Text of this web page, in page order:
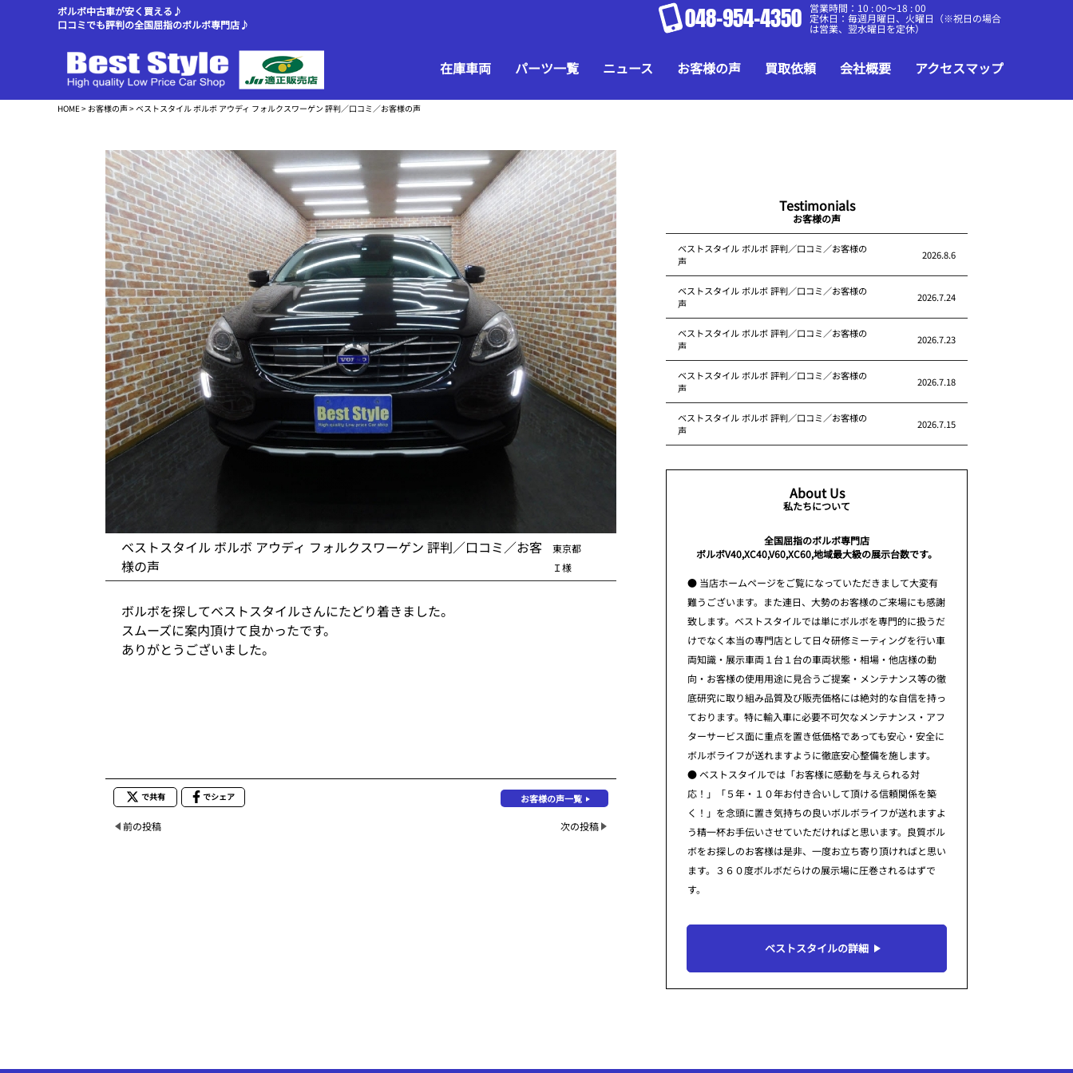
ボルボ中古車が安く買える♪
口コミでも評判の全国屈指のボルボ専門店♪
048-954-4350 営業時間：10 : 00～18 : 00
定休日：毎週月曜日、火曜日（※祝日の場合
は営業、翌水曜日を定休）
在庫車両 パーツ一覧 ニュース お客様の声 買取依頼 会社概要 アクセスマップ
HOME> お客様の声> ベストスタイル ボルボ アウディ フォルクスワーゲン 評判／口コミ／お客様の声
ベストスタイル ボルボ アウディ フォルクスワーゲン 評判／口コミ／お客
様の声
東京都
Ｉ様
ボルボを探してベストスタイルさんにたどり着きました。
スムーズに案内頂けて良かったです。
ありがとうございました。
で共有 でシェア お客様の声一覧
前の投稿 次の投稿
Testimonials
お客様の声
ベストスタイル ボルボ 評判／口コミ／お客様の
声
2026.8.6
ベストスタイル ボルボ 評判／口コミ／お客様の
声
2026.7.24
ベストスタイル ボルボ 評判／口コミ／お客様の
声
2026.7.23
ベストスタイル ボルボ 評判／口コミ／お客様の
声
2026.7.18
ベストスタイル ボルボ 評判／口コミ／お客様の
声
2026.7.15
About Us
私たちについて
全国屈指のボルボ専門店
ボルボV40,XC40,V60,XC60,地域最大級の展示台数です。
● 当店ホームページをご覧になっていただきまして大変有
難うございます。また連日、大勢のお客様のご来場にも感謝
致します。ベストスタイルでは単にボルボを専門的に扱うだ
けでなく本当の専門店として日々研修ミーティングを行い車
両知識・展示車両１台１台の車両状態・相場・他店様の動
向・お客様の使用用途に見合うご提案・メンテナンス等の徹
底研究に取り組み品質及び販売価格には絶対的な自信を持っ
ております。特に輸入車に必要不可欠なメンテナンス・アフ
ターサービス面に重点を置き低価格であっても安心・安全に
ボルボライフが送れますように徹底安心整備を施します。
● ベストスタイルでは「お客様に感動を与えられる対
応！」「５年・１０年お付き合いして頂ける信頼関係を築
く！」を念頭に置き気持ちの良いボルボライフが送れますよ
う精一杯お手伝いさせていただければと思います。良質ボル
ボをお探しのお客様は是非、一度お立ち寄り頂ければと思い
ます。３６０度ボルボだらけの展示場に圧巻されるはずで
す。
ベストスタイルの詳細